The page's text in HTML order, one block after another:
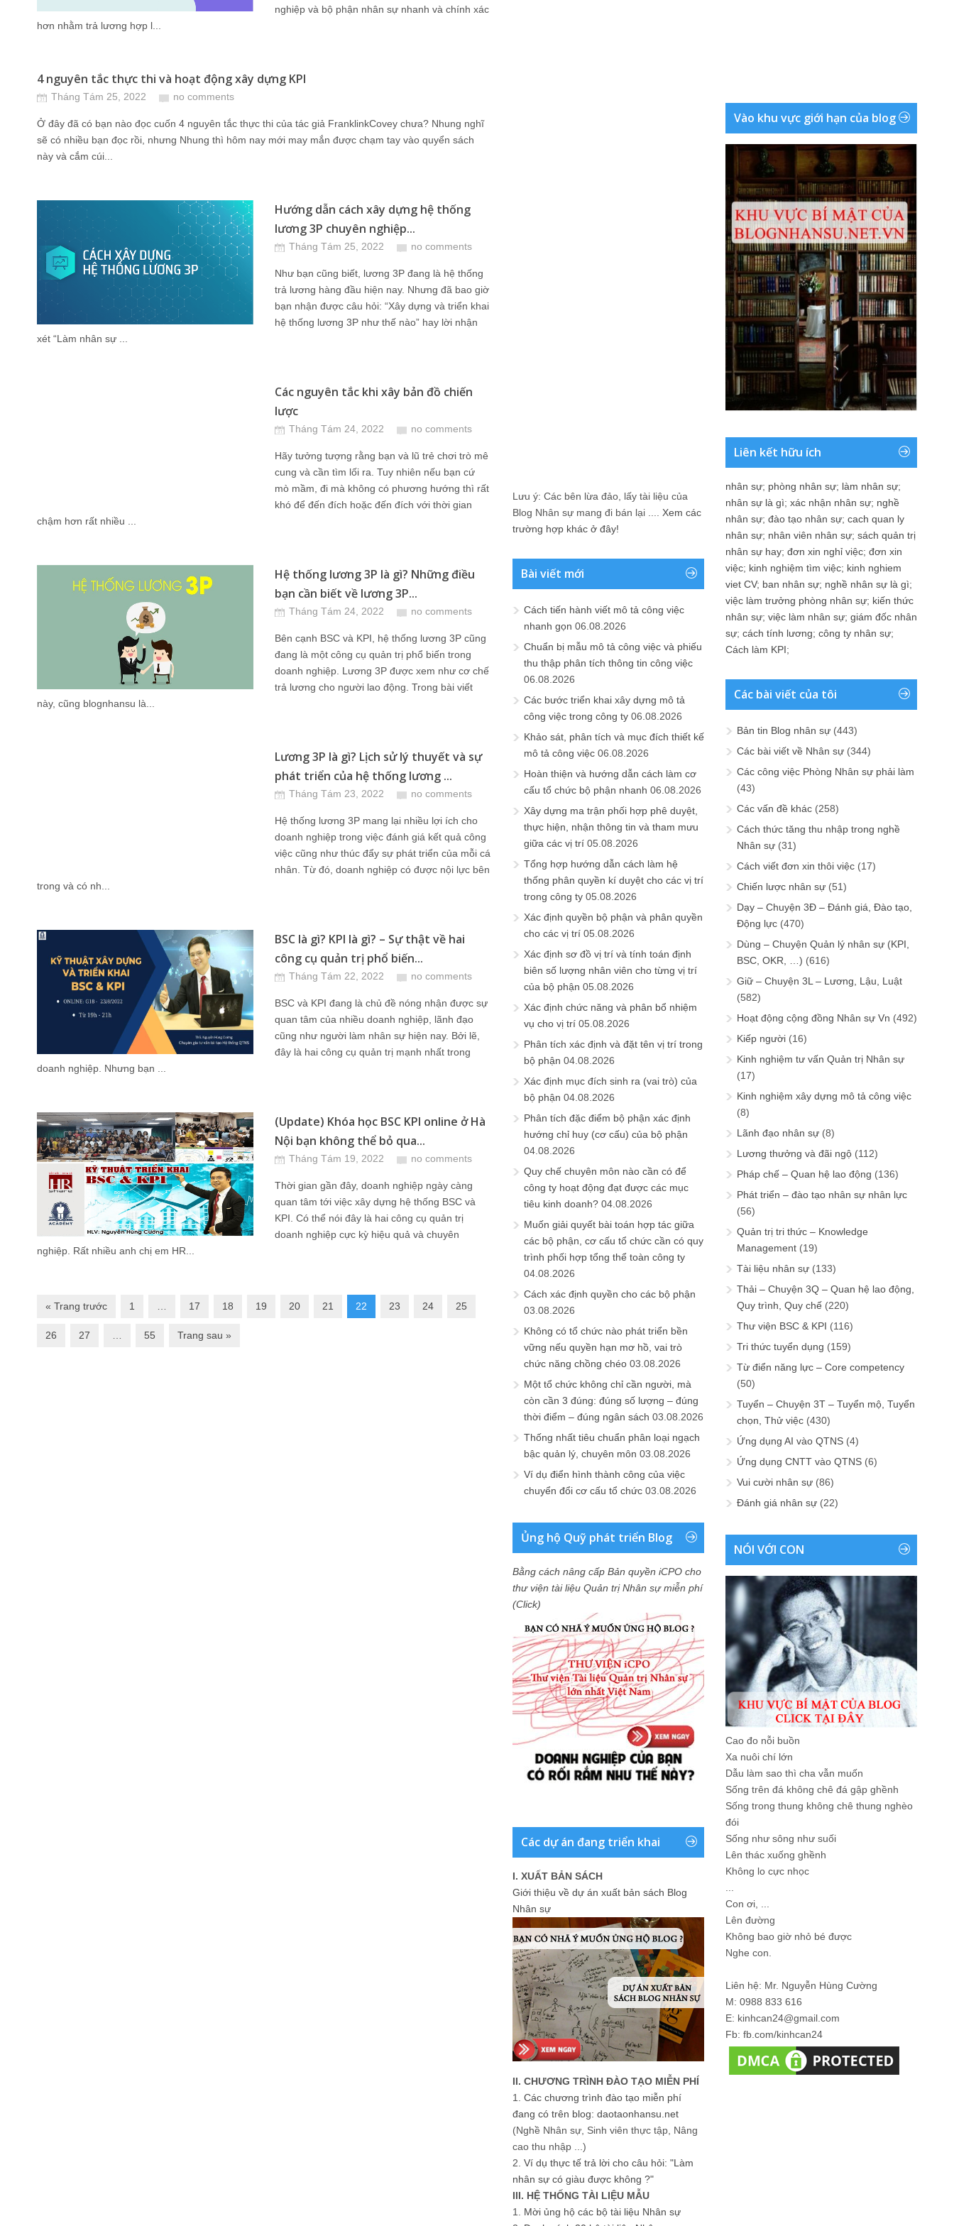
nghiệp và bộ phận nhân sự nhanh và chính xác
hơn nhằm trả lương hợp l...
4 nguyên tắc thực thi và hoạt động xây dựng KPI
Tháng Tám 25, 2022 no comments
Ở đây đã có bạn nào đọc cuốn 4 nguyên tắc thực thi của tác giả FranklinkCovey chưa? Nhung nghĩ
sẽ có nhiều bạn đọc rồi, nhưng Nhung thì hôm nay mới may mắn được chạm tay vào quyển sách
này và cắm cúi...
Hướng dẫn cách xây dựng hệ thống
lương 3P chuyên nghiệp...
Tháng Tám 25, 2022 no comments
Như bạn cũng biết, lương 3P đang là hệ thống
trả lương hàng đầu hiện nay. Nhưng đã bao giờ
bạn nhận được câu hỏi: “Xây dựng và triển khai
hệ thống lương 3P như thế nào” hay lời nhận
xét “Làm nhân sự ...
Các nguyên tắc khi xây bản đồ chiến
lược
Tháng Tám 24, 2022 no comments
Hãy tưởng tượng rằng bạn và lũ trẻ chơi trò mê
cung và cần tìm lối ra. Tuy nhiên nếu bạn cứ
mò mầm, đi mà không có phương hướng thì rất
khó để đến đích hoặc đến đích với thời gian
chậm hơn rất nhiều ...
Hệ thống lương 3P là gì? Những điều
bạn cần biết về lương 3P...
Tháng Tám 24, 2022 no comments
Bên cạnh BSC và KPI, hệ thống lương 3P cũng
đang là một công cụ quản trị phổ biến trong
doanh nghiệp. Lương 3P được xem như cơ chế
trả lương cho người lao động. Trong bài viết
này, cũng blognhansu là...
Lương 3P là gì? Lịch sử lý thuyết và sự
phát triển của hệ thống lương ...
Tháng Tám 23, 2022 no comments
Hệ thống lương 3P mang lại nhiều lợi ích cho
doanh nghiệp trong việc đánh giá kết quả công
việc cũng như thúc đẩy sự phát triển của mỗi cá
nhân. Từ đó, doanh nghiệp có được nội lực bên
trong và có nh...
BSC là gì? KPI là gì? – Sự thật về hai
công cụ quản trị phổ biến...
Tháng Tám 22, 2022 no comments
BSC và KPI đang là chủ đề nóng nhận được sự
quan tâm của nhiều doanh nghiệp, lãnh đạo
cũng như người làm nhân sự hiện nay. Bởi lẽ,
đây là hai công cụ quản trị mạnh nhất trong
doanh nghiệp. Nhưng bạn ...
(Update) Khóa học BSC KPI online ở Hà
Nội bạn không thể bỏ qua...
Tháng Tám 19, 2022 no comments
Thời gian gần đây, doanh nghiệp ngày càng
quan tâm tới việc xây dựng hệ thống BSC và
KPI. Có thể nói đây là hai công cụ quản trị
doanh nghiệp cực kỳ hiệu quả và chuyên
nghiệp. Rất nhiều anh chị em HR...
« Trang trước 1 17 18 19 20 21 22 23 24 25
26 27 55 Trang sau »
Lưu ý: Các bên lừa đảo, lấy tài liệu của
Blog Nhân sự mang đi bán lại .... Xem các
trường hợp khác ở đây!
Bài viết mới
Cách tiến hành viết mô tả công việc
nhanh gọn 06.08.2026
Chuẩn bị mẫu mô tả công việc và phiếu
thu thập phân tích thông tin công việc
06.08.2026
Các bước triển khai xây dựng mô tả
công việc trong công ty 06.08.2026
Khảo sát, phân tích và mục đích thiết kế
mô tả công việc 06.08.2026
Hoàn thiện và hướng dẫn cách làm cơ
cấu tổ chức bộ phận nhanh 06.08.2026
Xây dựng ma trận phối hợp phê duyệt,
thực hiện, nhận thông tin và tham mưu
giữa các vị trí 05.08.2026
Tổng hợp hướng dẫn cách làm hệ
thống phân quyền kí duyệt cho các vị trí
trong công ty 05.08.2026
Xác định quyền bộ phận và phân quyền
cho các vị trí 05.08.2026
Xác định sơ đồ vị trí và tính toán định
biên số lượng nhân viên cho từng vị trí
của bộ phận 05.08.2026
Xác định chức năng và phân bổ nhiệm
vụ cho vị trí 05.08.2026
Phân tích xác định và đặt tên vị trí trong
bộ phận 04.08.2026
Xác định mục đích sinh ra (vai trò) của
bộ phận 04.08.2026
Phân tích đặc điểm bộ phận xác định
hướng chỉ huy (cơ cấu) của bộ phận
04.08.2026
Quy chế chuyên môn nào cần có để
công ty hoạt động đạt được các mục
tiêu kinh doanh? 04.08.2026
Muốn giải quyết bài toán hợp tác giữa
các bộ phận, cơ cấu tổ chức cần có quy
trình phối hợp tổng thể toàn công ty
04.08.2026
Cách xác định quyền cho các bộ phận
03.08.2026
Không có tổ chức nào phát triển bền
vững nếu quyền hạn mơ hồ, vai trò
chức năng chồng chéo 03.08.2026
Một tổ chức không chỉ cần người, mà
còn cần 3 đúng: đúng số lượng – đúng
thời điểm – đúng ngân sách 03.08.2026
Thống nhất tiêu chuẩn phân loại ngạch
bậc quản lý, chuyên môn 03.08.2026
Ví dụ điển hình thành công của việc
chuyển đổi cơ cấu tổ chức 03.08.2026
Ủng hộ Quỹ phát triển Blog
Bằng cách nâng cấp Bản quyền iCPO cho
thư viện tài liệu Quản trị Nhân sự miễn phí
(Click)
Các dự án đang triển khai
I. XUẤT BẢN SÁCH
Giới thiệu về dự án xuất bản sách Blog
Nhân sự
II. CHƯƠNG TRÌNH ĐÀO TẠO MIỄN PHÍ
1. Các chương trình đào tạo miễn phí
đang có trên blog: daotaonhansu.net
(Nghề Nhân sự, Sinh viên thực tập, Nâng
cao thu nhập ...)
2. Ví dụ thực tế trả lời cho câu hỏi: "Làm
nhân sự có giàu được không ?"
III. HỆ THỐNG TÀI LIỆU MẪU
1. Mời ủng hộ các bộ tài liệu Nhân sự
Vào khu vực giới hạn của blog
Liên kết hữu ích
nhân sự; phòng nhân sự; làm nhân sự;
nhân sự là gì; xác nhận nhân sự; nghề
nhân sự; đào tạo nhân sự; cach quan ly
nhân sự; nhân viên nhân sự; sách quản trị
nhân sự hay; đơn xin nghỉ việc; đơn xin
việc; kinh nghiệm tìm việc; kinh nghiem
viet CV; ban nhân sự; nghề nhân sự là gì;
việc làm trưởng phòng nhân sự; kiến thức
nhân sự; việc làm nhân sự; giám đốc nhân
sự; cách tính lương; công ty nhân sự;
Cách làm KPI;
Các bài viết của tôi
Bản tin Blog nhân sự (443)
Các bài viết về Nhân sự (344)
Các công việc Phòng Nhân sự phải làm
(43)
Các vấn đề khác (258)
Cách thức tăng thu nhập trong nghề
Nhân sự (31)
Cách viết đơn xin thôi việc (17)
Chiến lược nhân sự (51)
Dạy – Chuyện 3Đ – Đánh giá, Đào tạo,
Động lực (470)
Dùng – Chuyện Quản lý nhân sự (KPI,
BSC, OKR, …) (616)
Giữ – Chuyện 3L – Lương, Lậu, Luật
(582)
Hoạt động cộng đồng Nhân sự Vn (492)
Kiếp người (16)
Kinh nghiệm tư vấn Quản trị Nhân sự
(17)
Kinh nghiệm xây dựng mô tả công việc
(8)
Lãnh đạo nhân sự (8)
Lương thưởng và đãi ngộ (112)
Pháp chế – Quan hệ lao động (136)
Phát triển – đào tạo nhân sự nhân lực
(56)
Quản trị tri thức – Knowledge
Management (19)
Tài liệu nhân sự (133)
Thải – Chuyện 3Q – Quan hệ lao động,
Quy trình, Quy chế (220)
Thư viện BSC & KPI (116)
Tri thức tuyển dụng (159)
Từ điển năng lực – Core competency
(50)
Tuyển – Chuyện 3T – Tuyển mộ, Tuyển
chọn, Thử việc (430)
Ứng dụng AI vào QTNS (4)
Ứng dụng CNTT vào QTNS (6)
Vui cười nhân sự (86)
Đánh giá nhân sự (22)
NÓI VỚI CON
Cao đo nỗi buồn
Xa nuôi chí lớn
Dẫu làm sao thì cha vẫn muốn
Sống trên đá không chê đá gập ghềnh
Sống trong thung không chê thung nghèo
đói
Sống như sông như suối
Lên thác xuống ghềnh
Không lo cực nhọc
Con ơi, ...
Lên đường
Không bao giờ nhỏ bé được
Nghe con.
Liên hệ: Mr. Nguyễn Hùng Cường
M: 0988 833 616
E: kinhcan24@gmail.com
Fb: fb.com/kinhcan24